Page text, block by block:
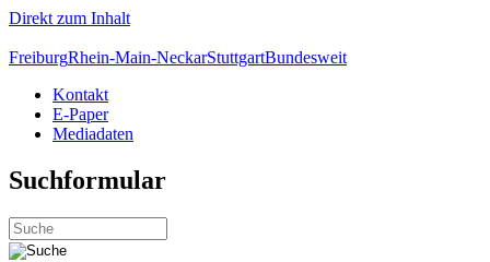
Direkt zum Inhalt
FreiburgRhein-Main-NeckarStuttgartBundesweit
Kontakt
E-Paper
Mediadaten
Suchformular